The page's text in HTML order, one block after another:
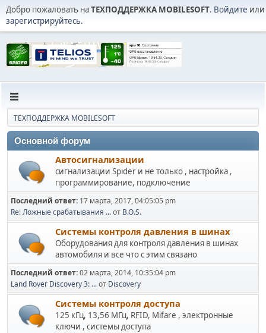
Добро пожаловать наТЕХПОДДЕРЖКА MOBILESOFT. Войдите или
зарегистрируйтесь.
ТЕХПОДДЕРЖКА MOBILESOFT
Основной форум
Автосигнализации
сигнализации Spider и не только , настройка ,
программирование, подключение
Последний ответ: 17 марта, 2017, 04:05:05 pm
Re: Ложные срабатывания ...от B.O.S.
Cистемы контроля давления в шинах
Оборудования для контроля давления в шинах
автомобиля и все что с этим связано
Последний ответ:02 марта, 2014, 10:35:04 pm
Land Rover Discovery 3: ...от Discovery
Системы контроля доступа
125 кГц, 13,56 МГц, RFID, Mifare , электронные
ключи , системы доступа